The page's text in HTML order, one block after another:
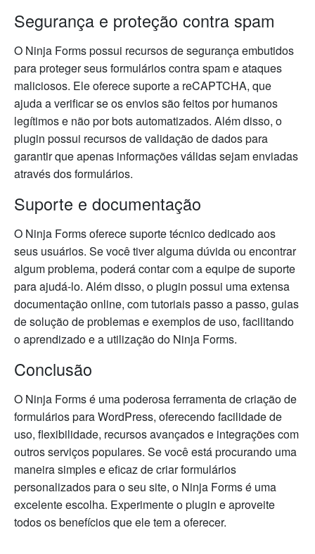
Segurança e proteção contra spam
O Ninja Forms possui recursos de segurança embutidos
para proteger seus formulários contra spam e ataques
maliciosos. Ele oferece suporte a reCAPTCHA, que
ajuda a verificar se os envios são feitos por humanos
legítimos e não por bots automatizados. Além disso, o
plugin possui recursos de validação de dados para
garantir que apenas informações válidas sejam enviadas
através dos formulários.
Suporte e documentação
O Ninja Forms oferece suporte técnico dedicado aos
seus usuários. Se você tiver alguma dúvida ou encontrar
algum problema, poderá contar com a equipe de suporte
para ajudá-lo. Além disso, o plugin possui uma extensa
documentação online, com tutoriais passo a passo, guias
de solução de problemas e exemplos de uso, facilitando
o aprendizado e a utilização do Ninja Forms.
Conclusão
O Ninja Forms é uma poderosa ferramenta de criação de
formulários para WordPress, oferecendo facilidade de
uso, flexibilidade, recursos avançados e integrações com
outros serviços populares. Se você está procurando uma
maneira simples e eficaz de criar formulários
personalizados para o seu site, o Ninja Forms é uma
excelente escolha. Experimente o plugin e aproveite
todos os benefícios que ele tem a oferecer.